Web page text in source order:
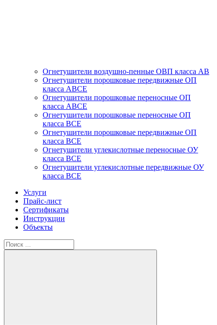
Огнетушители воздушно-пенные ОВП класса АВ
Огнетушители порошковые передвижные ОП
класса АВСЕ
Огнетушители порошковые переносные ОП
класса АВСЕ
Огнетушители порошковые переносные ОП
класса ВСЕ
Огнетушители порошковые передвижные ОП
класса ВСЕ
Огнетушители углекислотные переносные ОУ
класса ВСЕ
Огнетушители углекислотные передвижные ОУ
класса ВСЕ
Услуги
Прайс-лист
Сертификаты
Инструкции
Объекты